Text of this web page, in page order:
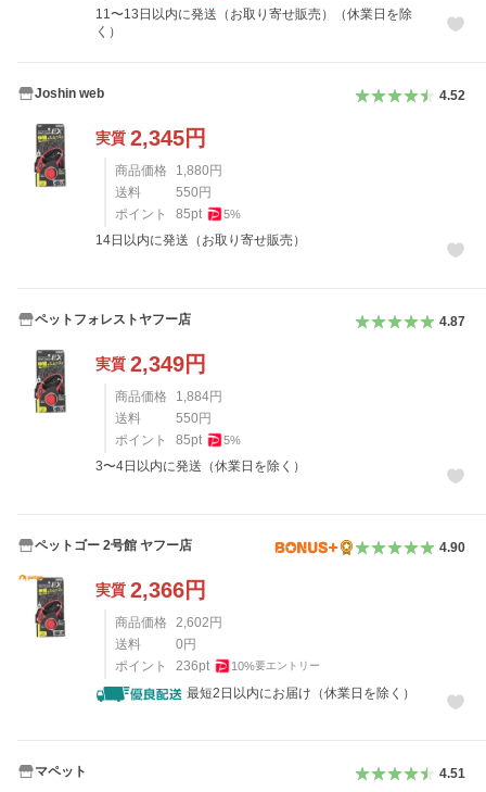
11〜13日以内に発送（お取り寄せ販売）（休業日を除
く）
Joshin web 4.52
実質 2,345円
商品価格 1,880 円
送料
550 円
ポイント
85pt 5%
14日以内に発送（お取り寄せ販売）
ペットフォレストヤフー店 4.87
実質 2,349円
商品価格 1,884円
送料
550 円
ポイント
85pt 5%
3〜4日以内に発送（休業日を除く）
ペットゴー 2号館 ヤフー店 4.90
実質 2,366円
商品価格 2,602 円
送料
0 円
ポイント
236pt 10%要エントリー
最短2日以内にお届け（休業日を除く）
マペット 4.51